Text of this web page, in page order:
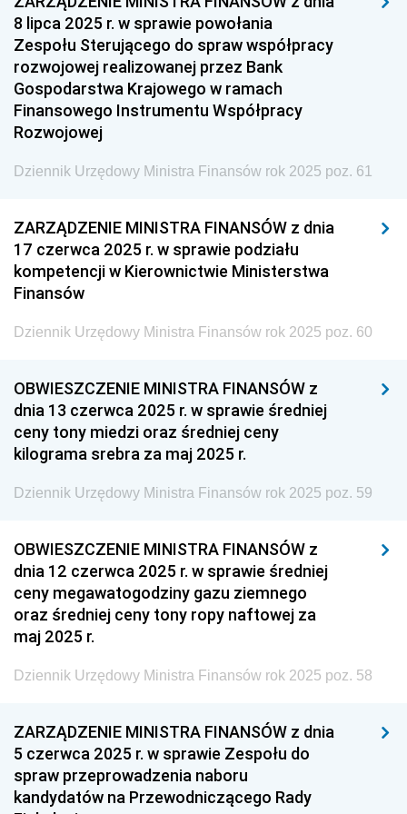
Społecznej
Dziennik Urzędowy Ministra Cyfryzacji
Dziennik Urzędowy Ministra Rozwoju
Dziennik Urzędowy Ministra Infrastruktury i
Budownictwa
Żeglugi Śródlądowej
Dziennik Urzędowy Ministra Finansów
2025
z 24 lipca 2025 pozycja 68
z 15 lipca 2025 pozycja 65
z 14 lipca 2025 pozycja 64
z 10 lipca 2025 pozycje 62-63
z 17 czerwca 2025 pozycja 60
z 13 czerwca 2025 pozycja 58
z 6 czerwca 2025 pozycja 57
z 5 czerwca 2025 pozycja 56
z 23 maja 2025 pozycja 54
z 13 maja 2025 pozycja 53
z 12 maja 2025 pozycja 52
8 lipca 2025 r. w sprawie powołania
Zespołu Sterującego do spraw współpracy
rozwojowej realizowanej przez Bank
Gospodarstwa Krajowego w ramach
Finansowego Instrumentu Współpracy
Rozwojowej
Dziennik Urzędowy Ministra Finansów rok 2025 poz. 61
ZARZĄDZENIE MINISTRA FINANSÓW z dnia
17 czerwca 2025 r. w sprawie podziału
kompetencji w Kierownictwie Ministerstwa
Finansów
Dziennik Urzędowy Ministra Finansów rok 2025 poz. 60
OBWIESZCZENIE MINISTRA FINANSÓW z
dnia 13 czerwca 2025 r. w sprawie średniej
ceny tony miedzi oraz średniej ceny
kilograma srebra za maj 2025 r.
Dziennik Urzędowy Ministra Finansów rok 2025 poz. 59
OBWIESZCZENIE MINISTRA FINANSÓW z
dnia 12 czerwca 2025 r. w sprawie średniej
ceny megawatogodziny gazu ziemnego
oraz średniej ceny tony ropy naftowej za
maj 2025 r.
Dziennik Urzędowy Ministra Finansów rok 2025 poz. 58
ZARZĄDZENIE MINISTRA FINANSÓW z dnia
5 czerwca 2025 r. w sprawie Zespołu do
spraw przeprowadzenia naboru
kandydatów na Przewodniczącego Rady